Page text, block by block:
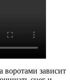
воротами зависит